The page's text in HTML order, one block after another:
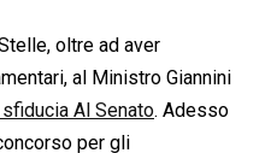
oltre ad aver
al Ministro Giannini
Al Senato. Adesso
per gli